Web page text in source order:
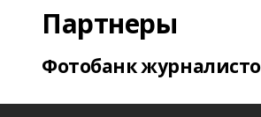
Партнеры
Фотобанк